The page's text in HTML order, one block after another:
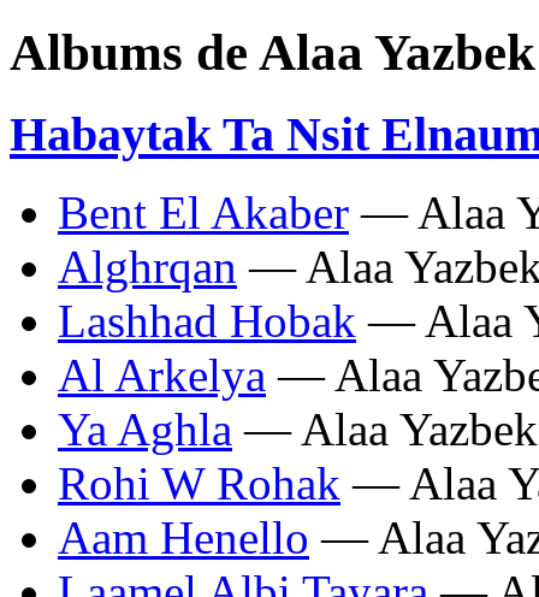
Albums de Alaa Yazbek
Habaytak Ta Nsit
Bent El Akaber — Alaa
Alghrqan — Alaa
Lashhad Hobak — Alaa
Al Arkelya — Alaa
Ya Aghla — Alaa Yazbek
Rohi W Rohak — Alaa
Aam Henello — Alaa